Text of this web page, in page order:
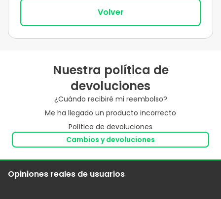
Volver
Nuestra política de
devoluciones
¿Cuándo recibiré mi reembolso?
Me ha llegado un producto incorrecto
Política de devoluciones
Cambios y devoluciones
Opiniones reales de usuarios